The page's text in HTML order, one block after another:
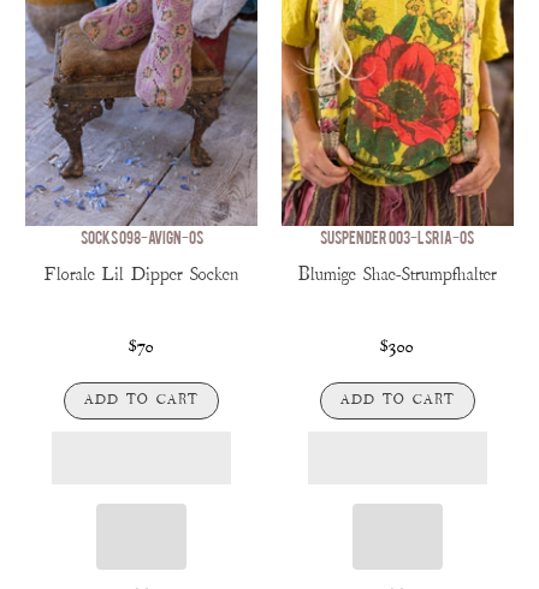
SOCKS 098-AVIGN-OS
Florale Lil Dipper Socken
$70
ADD TO CART
SUSPENDER 003-LSRIA-OS
Blumige Shae-Strumpfhalter
$300
ADD TO CART